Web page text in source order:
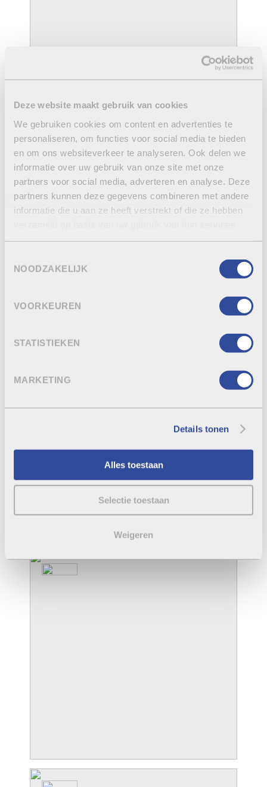
Deze website maakt gebruik van cookies
We gebruiken cookies om content en advertenties te
personaliseren, om functies voor social media te bieden
en om ons websiteverkeer te analyseren. Ook delen we
informatie over uw gebruik van onze site met onze
partners voor social media, adverteren en analyse. Deze
partners kunnen deze gegevens combineren met andere
informatie die u aan ze heeft verstrekt of die ze hebben
NOODZAKELIJK
VOORKEUREN
STATISTIEKEN
MARKETING
Details tonen
Alles toestaan
Selectie toestaan
Weigeren